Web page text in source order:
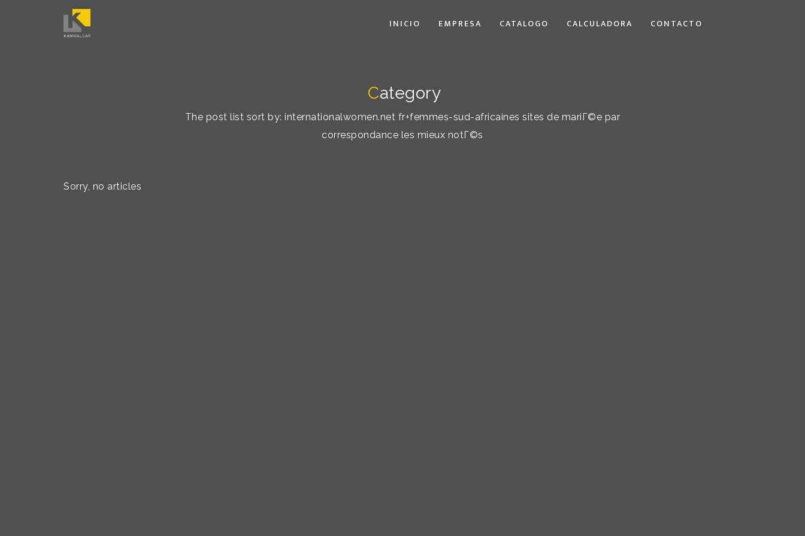
INICIO EMPRESA CATALOGO CALCULADORA CONTACTO
Category
The post list sort by: internationalwomen.net fr+femmes-sud-africaines sites de mariГ©e par
correspondance les mieux notГ©s
Sorry, no articles